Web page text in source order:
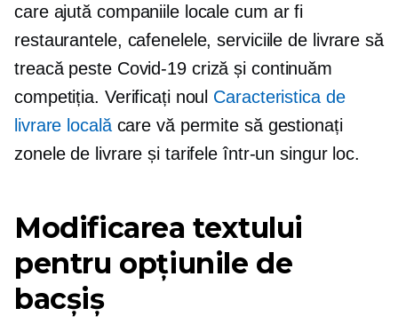
care ajută companiile locale cum ar fi
restaurantele, cafenelele, serviciile de livrare să
treacă peste Covid-19criză și continuăm
competiția. Verificați noul Caracteristica de
livrare localăcare vă permite să gestionați
zonele de livrare și tarifele într-un singur loc.
Modificarea textului
pentru opțiunile de
bacșiș